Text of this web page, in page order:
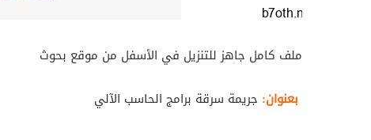
ملف كامل جاهز للتنزيل في الأسفل من موقع بحوث
بعنوان: جريمة سرقة برامج الحاسب الآلي